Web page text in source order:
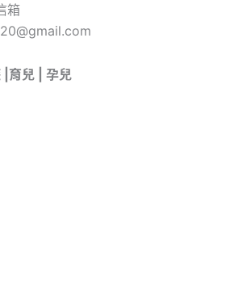
箱
|育兒 | 孕兒